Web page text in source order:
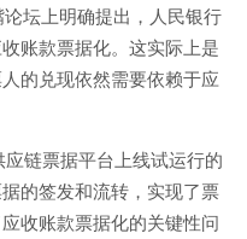
坛上明确提出，人民银行
账款票据化。这实际上是
的兑现依然需要依赖于应
链票据平台上线试运行的
的签发和流转，实现了票
收账款票据化的关键性问